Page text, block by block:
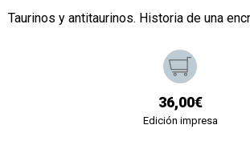
Taurinos y antitaurinos. Historia de una
36,00€
Edición impresa